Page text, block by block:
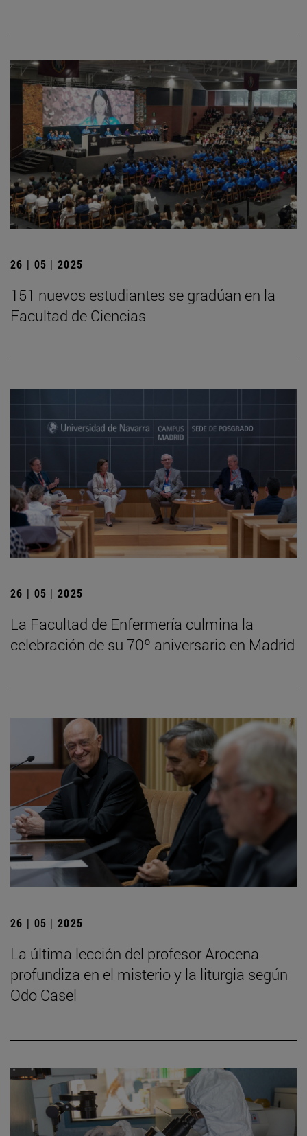
26 | 05 | 2025
151 nuevos estudiantes se gradúan en la
Facultad de Ciencias
26 | 05 | 2025
La Facultad de Enfermería culmina la
celebración de su 70º aniversario en Madrid
26 | 05 | 2025
La última lección del profesor Arocena
profundiza en el misterio y la liturgia según
Odo Casel